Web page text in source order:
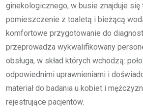
ginekologicznego, w busie znajduje
pomieszczenie z toaletą i bieżącą
komfortowe przygotowanie do
przeprowadza wykwalifikowany
obsługa, w skład których wchodzą:
odpowiednimi uprawnieniami i
materiał do badania u kobiet i
rejestrujące pacjentów.